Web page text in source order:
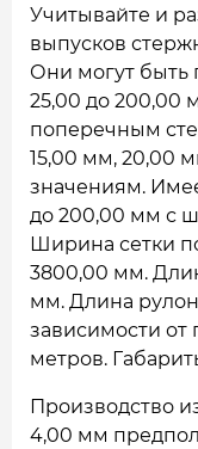
Учитывайте и
выпусков
Они могут быть
25,00 до 200,00
поперечным
15,00 мм, 20,00
значениям.
до 200,00 мм с
Ширина сетки
3800,00 мм.
мм. Длина
зависимости от
метров.
Производство
4,00 мм